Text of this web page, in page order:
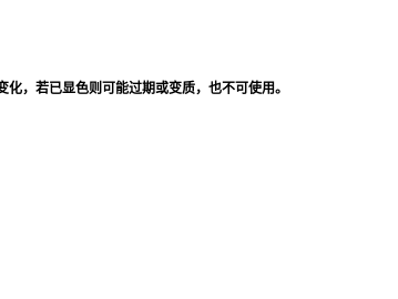
，若已显色则可能过期或变质，也不可使用。